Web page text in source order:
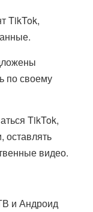
TikTok,
по своему
TikTok,
оставлять
видео.
и Андроид